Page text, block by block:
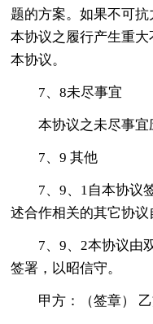
题的方案。如果不可
本协议之履行产生重
本协议。
7、8未尽事宜
本协议之未尽事宜
7、9 其他
7、9、1自本协议
述合作相关的其它协议
7、9、2本协议由
签署，以昭信守。
甲方：（签章） 乙